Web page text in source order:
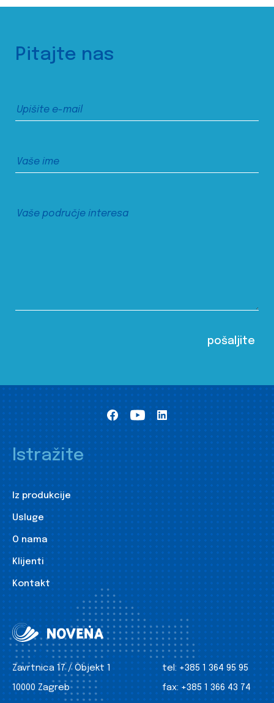
Pitajte nas
Istražite
Iz produkcije
Usluge
O nama
Klijenti
Kontakt
Zavrtnica 17 / Objekt 1
10000 Zagreb
tel: +385 1 364 95 95
fax: +385 1 366 43 74